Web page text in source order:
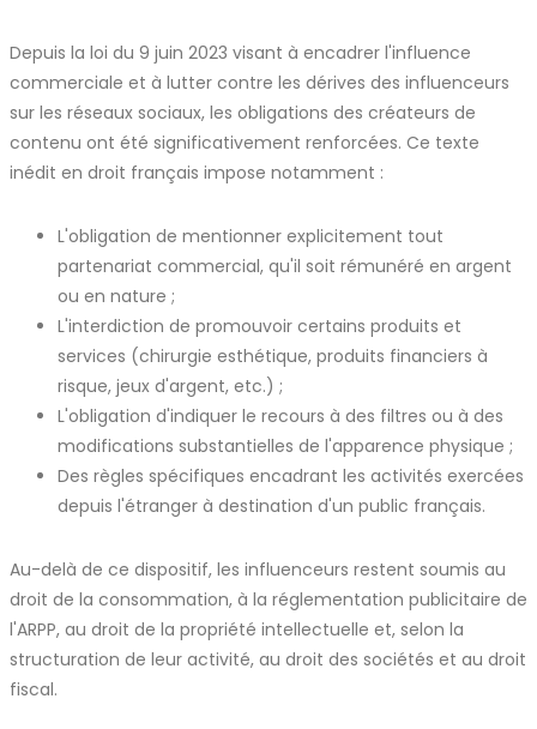
Depuis la loi du 9 juin 2023 visant à encadrer l'influence
commerciale et à lutter contre les dérives des influenceurs
sur les réseaux sociaux, les obligations des créateurs de
contenu ont été significativement renforcées. Ce texte
inédit en droit français impose notamment :
L'obligation de mentionner explicitement tout
partenariat commercial, qu'il soit rémunéré en argent
ou en nature ;
L'interdiction de promouvoir certains produits et
services (chirurgie esthétique, produits financiers à
risque, jeux d'argent, etc.) ;
L'obligation d'indiquer le recours à des filtres ou à des
modifications substantielles de l'apparence physique ;
Des règles spécifiques encadrant les activités exercées
depuis l'étranger à destination d'un public français.
Au-delà de ce dispositif, les influenceurs restent soumis au
droit de la consommation, à la réglementation publicitaire de
l'ARPP, au droit de la propriété intellectuelle et, selon la
structuration de leur activité, au droit des sociétés et au droit
fiscal.